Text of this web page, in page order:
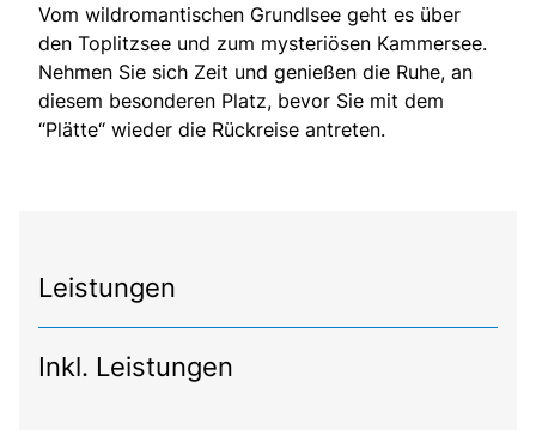
Vom wildromantischen Grundlsee geht es über
den Toplitzsee und zum mysteriösen Kammersee.
Nehmen Sie sich Zeit und genießen die Ruhe, an
diesem besonderen Platz, bevor Sie mit dem
“Plätte“ wieder die Rückreise antreten.
Leistungen
Inkl. Leistungen